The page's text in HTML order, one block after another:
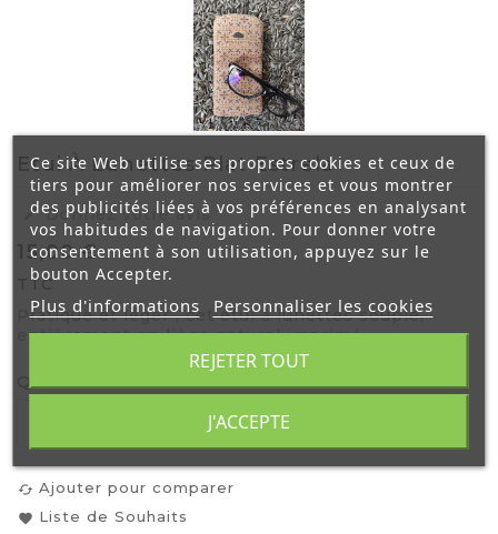
Ce site Web utilise ses propres cookies et ceux de
tiers pour améliorer nos services et vous montrer
des publicités liées à vos préférences en analysant
vos habitudes de navigation. Pour donner votre
consentement à son utilisation, appuyez sur le
bouton Accepter.
Plus d'informations Personnaliser les cookies
REJETER TOUT
J'ACCEPTE
Etui À Lunettes Plat Estrela
Donnez votre avis
15,00 €
TTC
Pratique et léger , cet étui à lunettes souple,
entièrement en liège naturel imprimé.
Quantité
Ajouter Au Panier
cached Ajouter pour comparer
favorite Liste de Souhaits